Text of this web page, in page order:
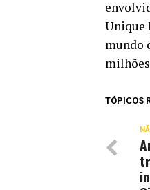
Unique
mundo
TÓPICOS